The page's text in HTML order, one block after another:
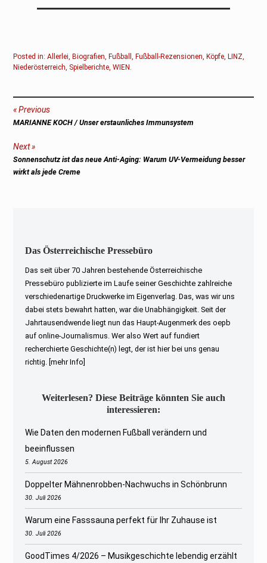
Posted in:Allerlei, Biografien, Fußball, Fußball-Rezensionen, Köpfe, LINZ,
Niederösterreich, Spielberichte,WIEN .
Beitragsnavigation
Previous
Previous
MARIANNE KOCH / Unser erstaunliches Immunsystem
Next
Next
post:
Sonnenschutz ist das neue Anti-Aging: Warum UV-Vermeidung besser
wirkt als jede Creme
Das Österreichische Pressebüro
Das seit über 70 Jahren bestehende Österreichische
Pressebüro publizierte im Laufe seiner Geschichte zahlreiche
verschiedenartige Druckwerke im Eigenverlag. Das, was wir uns
dabei stets bewahrt hatten, war die Unabhängigkeit. Seit der
Jahrtausendwende liegt nun das Haupt-Augenmerk des oepb
auf online-Journalismus. Wer also Wert auf fundiert
recherchierte Geschichte(n) legt, der ist hier bei uns genau
richtig. [mehr Info]
Weiterlesen? Diese Beiträge könnten Sie auch
interessieren:
Wie Daten den modernen Fußball verändern und
beeinflussen
5. August 2026
Doppelter Mähnenrobben-Nachwuchs in Schönbrunn
30. Juli 2026
Warum eine Fasssauna perfekt für Ihr Zuhause ist
30. Juli 2026
GoodTimes 4/2026 – Musikgeschichte lebendig erzählt